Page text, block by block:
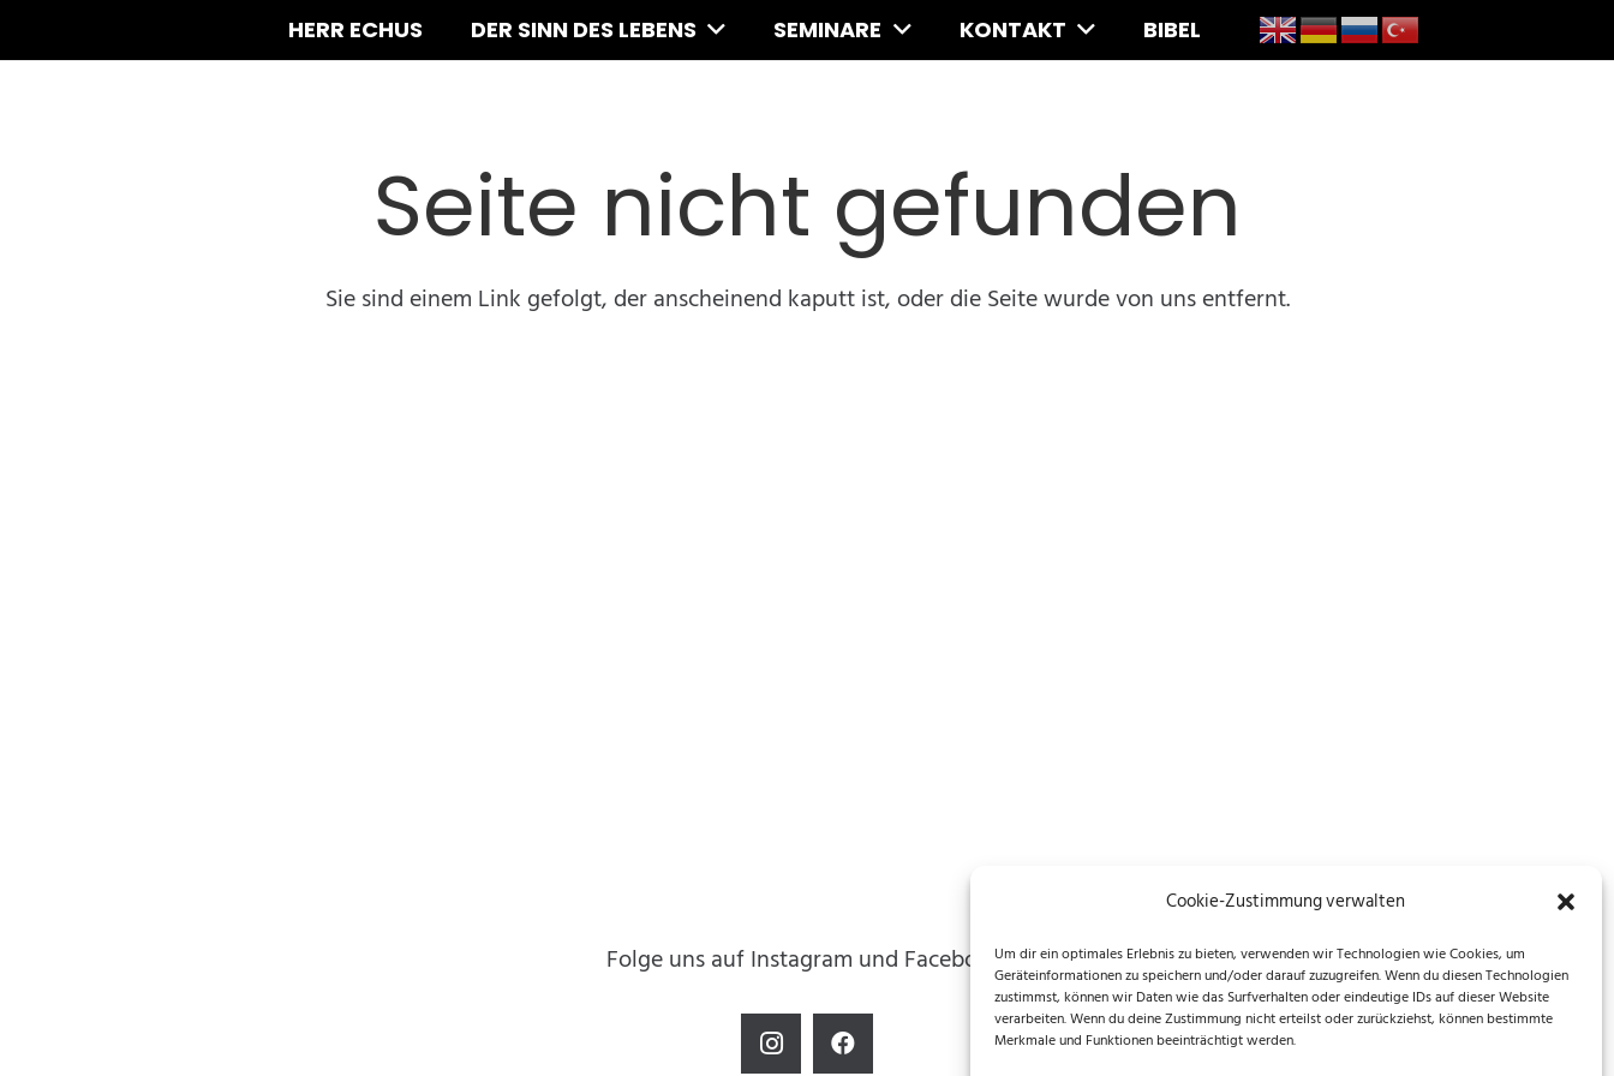
Cookie-Zustimmung verwalten
Um dir ein optimales Erlebnis zu bieten, verwenden wir Technologien wie Cookies, um
Geräteinformationen zu speichern und/oder darauf zuzugreifen. Wenn du diesen Technologien
zustimmst, können wir Daten wie das Surfverhalten oder eindeutige IDs auf dieser Website
verarbeiten. Wenn du deine Zustimmung nicht erteilst oder zurückziehst, können bestimmte
Merkmale und Funktionen beeinträchtigt werden.
HERR ECHUS DER SINN DES LEBENS SEMINARE KONTAKT BIBEL
Seite nicht gefunden
Sie sind einem Link gefolgt, der anscheinend kaputt ist, oder die Seite wurde von uns entfernt.
Folge uns auf Instagram und Facebook!